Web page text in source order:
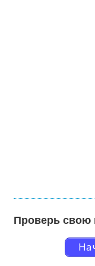
Проверь свою